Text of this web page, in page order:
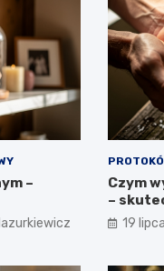
–
Czym
–
19